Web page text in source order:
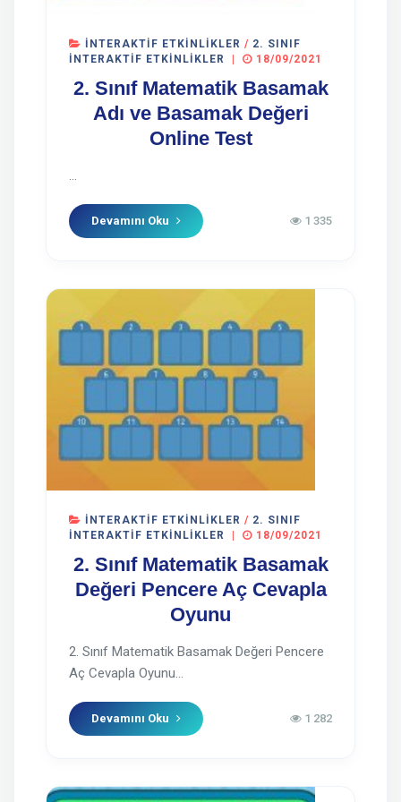
İNTERAKTIF ETKINLIKLER / 2. SINIF
İNTERAKTIF ETKINLIKLER
18/09/2021
2. Sınıf Matematik Basamak
Adı ve Basamak Değeri
Online Test
...
Devamını Oku 1 335
İNTERAKTIF ETKINLIKLER / 2. SINIF
İNTERAKTIF ETKINLIKLER
18/09/2021
2. Sınıf Matematik Basamak
Değeri Pencere Aç Cevapla
Oyunu
2. Sınıf Matematik Basamak Değeri Pencere
Aç Cevapla Oyunu...
Devamını Oku 1 282